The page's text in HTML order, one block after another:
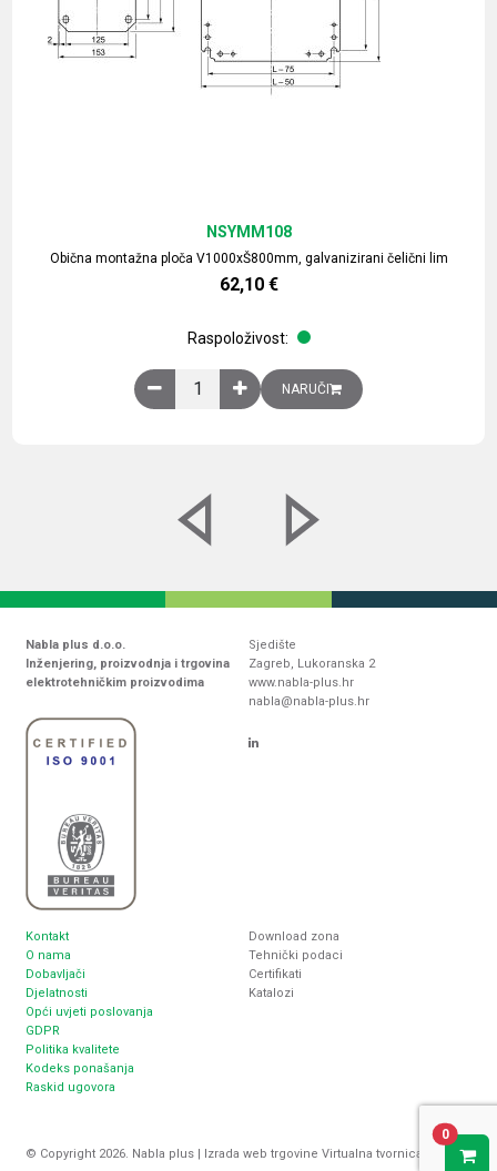
Obična montažna ploča V1000xŠ800mm, galvanizirani čelični lim
NSYMM108
62,10 €
Raspoloživost:
Obična montažna ploča V1000xŠ800mm,
NARUČI
Nabla plus d.o.o.
Inženjering, proizvodnja i trgovina
elektrotehničkim proizvodima
Sjedište
Zagreb, Lukoranska 2
www.nabla-plus.hr
nabla@nabla-plus.hr
Kontakt
O nama
Dobavljači
Djelatnosti
Opći uvjeti poslovanja
GDPR
Politika kvalitete
Kodeks ponašanja
Raskid ugovora
Download zona
Tehnički podaci
Certifikati
Katalozi
© Copyright 2026. Nabla plus | Izrada web trgovine Virtualna tvornica
0